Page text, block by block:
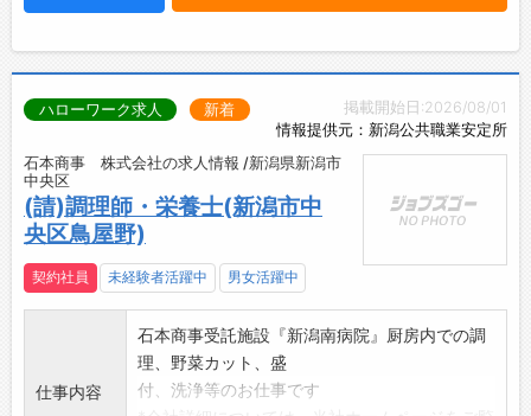
掲載開始日:2026/08/01
情報提供元：新潟公共職業安定所
ハローワーク求人 新着
石本商事 株式会社の求人情報 /新潟県新潟市
中央区
(請)調理師・栄養士(新潟市中
央区鳥屋野)
契約社員 未経験者活躍中 男女活躍中
仕事内容
石本商事受託施設『新潟南病院』厨房内での調
理、野菜カット、盛
付、洗浄等のお仕事です